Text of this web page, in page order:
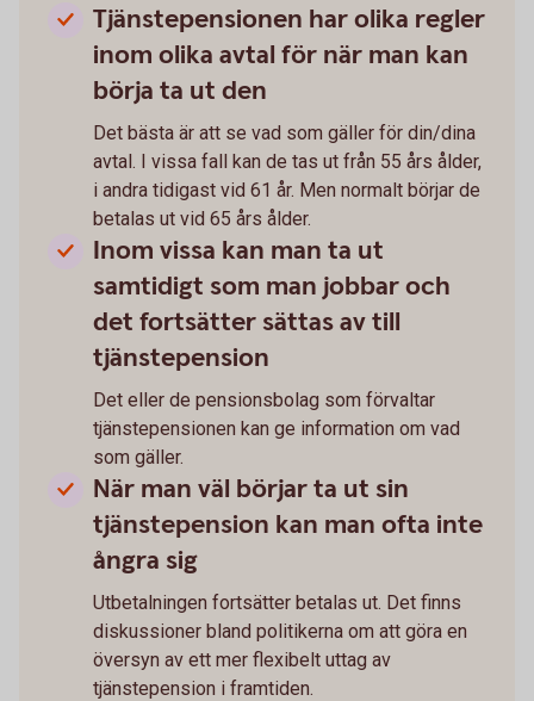
Tjänstepensionen har olika regler
inom olika avtal för när man kan
börja ta ut den
Det bästa är att se vad som gäller för din/dina
avtal. I vissa fall kan de tas ut från 55 års ålder,
i andra tidigast vid 61 år. Men normalt börjar de
betalas ut vid 65 års ålder.
Inom vissa kan man ta ut
samtidigt som man jobbar och
det fortsätter sättas av till
tjänstepension
Det eller de pensionsbolag som förvaltar
tjänstepensionen kan ge information om vad
som gäller.
När man väl börjar ta ut sin
tjänstepension kan man ofta inte
ångra sig
Utbetalningen fortsätter betalas ut. Det finns
diskussioner bland politikerna om att göra en
översyn av ett mer flexibelt uttag av
tjänstepension i framtiden.